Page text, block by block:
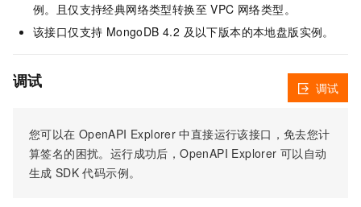
例。且仅支持经典网络类型转换至 VPC 网络类型。
该接口仅支持 MongoDB 4.2 及以下版本的本地盘版实例。
调试
您可以在 OpenAPI Explorer 中直接运行该接口，免去您计
算签名的困扰。运行成功后，OpenAPI Explorer 可以自动
生成 SDK 代码示例。
调试